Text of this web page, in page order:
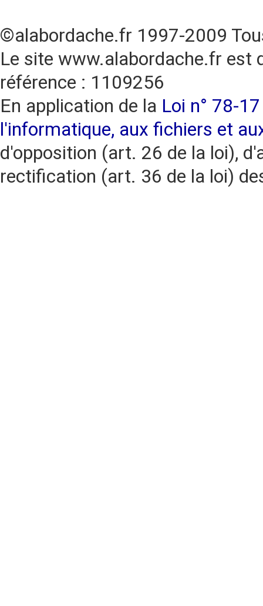
©alabordache.fr 1997-2009
Le site www.alabordache.fr est
référence : 1109256
En application de la Loi n° 78-
l'informatique, aux fichiers et
d'opposition (art. 26 de la loi),
rectification (art. 36 de la loi)